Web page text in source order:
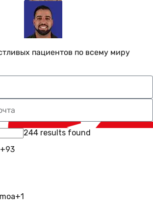
пациентов по всему миру
244 results found
+93
+1